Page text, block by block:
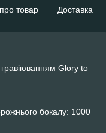
товар Доставка
Glory to
бокалу: 1000